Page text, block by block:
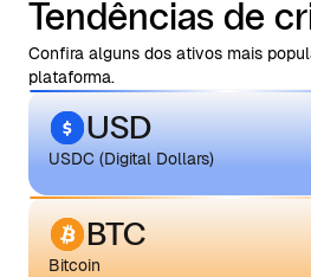
Tendências de
Confira alguns dos ativos mais
plataforma.
USD
USDC (Digital Dollars)
BTC
Bitcoin